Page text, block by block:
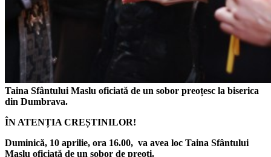
Taina Sfântului Maslu oficiată de un sobor preoțesc la biserica
din Dumbrava.
ÎN ATENȚIA CREȘTINILOR!
Duminică, 10 aprilie, ora 16.00, va avea loc Taina Sfântului
Maslu oficiată de un sobor de preoți.